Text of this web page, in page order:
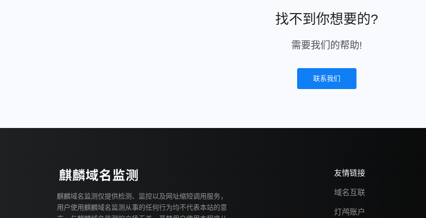
找不到你想要的?
需要我们的帮助!
联系我们
麒麟域名监测仅提供检测、监控以及网址缩短调用服务，
用户使用麒麟域名监测从事的任何行为均不代表本站的意
友情链接
域名互联
灯鸬账户